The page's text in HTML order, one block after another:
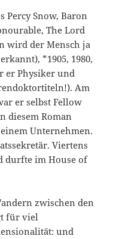
Percy Snow, Baron
The Lord
wird der Mensch ja
*1905, 1980,
er Physiker und
Am
er selbst Fellow
diesem Roman
Unternehmen.
Viertens
durfte im House of
zwischen den
für viel
und